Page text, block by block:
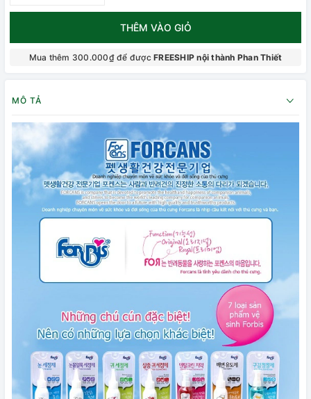
THÊM VÀO GIỎ
Mua thêm 300.000₫ để đượcFREESHIP nội thành Phan Thiết
MÔ TẢ